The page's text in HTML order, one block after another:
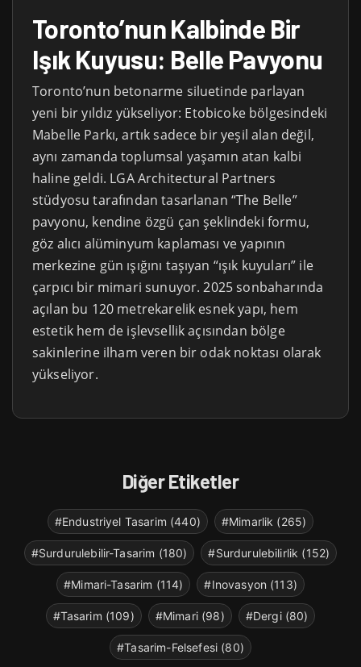
Toronto’nun Kalbinde Bir
Işık Kuyusu: Belle Pavyonu
Toronto’nun betonarme siluetinde parlayan
yeni bir yıldız yükseliyor: Etobicoke bölgesindeki
Mabelle Parkı, artık sadece bir yeşil alan değil,
aynı zamanda toplumsal yaşamın atan kalbi
haline geldi. LGA Architectural Partners
stüdyosu tarafından tasarlanan “The Belle”
pavyonu, kendine özgü çan şeklindeki formu,
göz alıcı alüminyum kaplaması ve yapının
merkezine gün ışığını taşıyan “ışık kuyuları” ile
çarpıcı bir mimari sunuyor. 2025 sonbaharında
açılan bu 120 metrekarelik esnek yapı, hem
estetik hem de işlevsellik açısından bölge
sakinlerine ilham veren bir odak noktası olarak
yükseliyor.
Diğer Etiketler
#Endustriyel Tasarim (440) #Mimarlik (265)
#Surdurulebilir-Tasarim (180) #Surdurulebilirlik (152)
#Mimari-Tasarim (114) #Inovasyon (113)
#Tasarim (109) #Mimari (98) #Dergi (80)
#Tasarim-Felsefesi (80)